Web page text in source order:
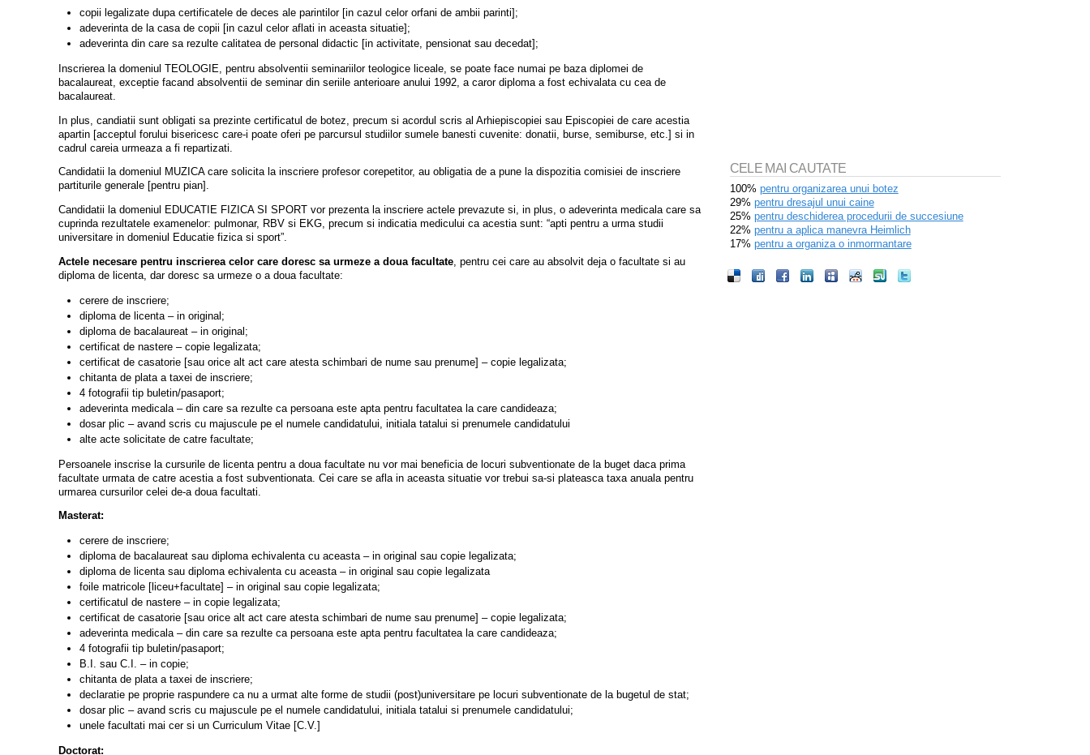
copii legalizate dupa certificatele de deces ale parintilor [in cazul celor orfani de ambii parinti];
adeverinta de la casa de copii [in cazul celor aflati in aceasta situatie];
adeverinta din care sa rezulte calitatea de personal didactic [in activitate, pensionat sau decedat];
Inscrierea la domeniul TEOLOGIE, pentru absolventii seminariilor teologice liceale, se poate face numai pe baza diplomei de
bacalaureat, exceptie facand absolventii de seminar din seriile anterioare anului 1992, a caror diploma a fost echivalata cu cea de
bacalaureat.
In plus, candiatii sunt obligati sa prezinte certificatul de botez, precum si acordul scris al Arhiepiscopiei sau Episcopiei de care acestia
apartin [acceptul forului bisericesc care-i poate oferi pe parcursul studiilor sumele banesti cuvenite: donatii, burse, semiburse, etc.] si in
cadrul careia urmeaza a fi repartizati.
Candidatii la domeniul MUZICA care solicita la inscriere profesor corepetitor, au obligatia de a pune la dispozitia comisiei de inscriere
partiturile generale [pentru pian].
Candidatii la domeniul EDUCATIE FIZICA SI SPORT vor prezenta la inscriere actele prevazute si, in plus, o adeverinta medicala care sa
cuprinda rezultatele examenelor: pulmonar, RBV si EKG, precum si indicatia medicului ca acestia sunt: “apti pentru a urma studii
universitare in domeniul Educatie fizica si sport”.
Actele necesare pentru inscrierea celor care doresc sa urmeze a doua facultate, pentru cei care au absolvit deja o facultate si au
diploma de licenta, dar doresc sa urmeze o a doua facultate:
cerere de inscriere;
diploma de licenta – in original;
diploma de bacalaureat – in original;
certificat de nastere – copie legalizata;
certificat de casatorie [sau orice alt act care atesta schimbari de nume sau prenume] – copie legalizata;
chitanta de plata a taxei de inscriere;
4 fotografii tip buletin/pasaport;
adeverinta medicala – din care sa rezulte ca persoana este apta pentru facultatea la care candideaza;
dosar plic – avand scris cu majuscule pe el numele candidatului, initiala tatalui si prenumele candidatului
alte acte solicitate de catre facultate;
Persoanele inscrise la cursurile de licenta pentru a doua facultate nu vor mai beneficia de locuri subventionate de la buget daca prima
facultate urmata de catre acestia a fost subventionata. Cei care se afla in aceasta situatie vor trebui sa-si plateasca taxa anuala pentru
urmarea cursurilor celei de-a doua facultati.
Masterat:
cerere de inscriere;
diploma de bacalaureat sau diploma echivalenta cu aceasta – in original sau copie legalizata;
diploma de licenta sau diploma echivalenta cu aceasta – in original sau copie legalizata
foile matricole [liceu+facultate] – in original sau copie legalizata;
certificatul de nastere – in copie legalizata;
certificat de casatorie [sau orice alt act care atesta schimbari de nume sau prenume] – copie legalizata;
adeverinta medicala – din care sa rezulte ca persoana este apta pentru facultatea la care candideaza;
4 fotografii tip buletin/pasaport;
B.I. sau C.I. – in copie;
chitanta de plata a taxei de inscriere;
declaratie pe proprie raspundere ca nu a urmat alte forme de studii (post)universitare pe locuri subventionate de la bugetul de stat;
dosar plic – avand scris cu majuscule pe el numele candidatului, initiala tatalui si prenumele candidatului;
unele facultati mai cer si un Curriculum Vitae [C.V.]
Doctorat:
CELE MAI CAUTATE
100% pentru organizarea unui botez
29% pentru dresajul unui caine
25% pentru deschiderea procedurii de succesiune
22% pentru a aplica manevra Heimlich
17% pentru a organiza o inmormantare